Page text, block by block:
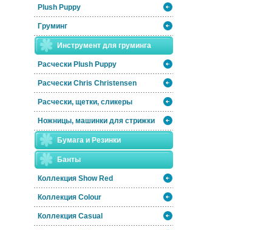
Plush Puppy
Груминг
Инструмент для груминга
Расчески Plush Puppy
Расчески Сhris Christensen
Расчески, щетки, сликеры
Ножницы, машинки для стрижки
Бумага и Резинки
Банты
Коллекция Show Red
Коллекция Colour
Коллекция Casual